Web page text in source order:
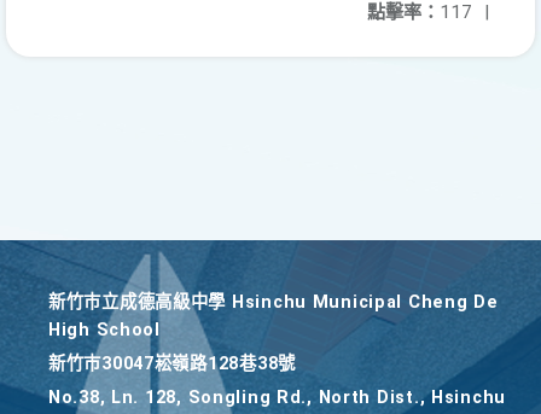
點擊率： 117 |
新竹巿立成德高級中學 Hsinchu Municipal Cheng De
High School
新竹巿30047崧嶺路128巷38號
No.38, Ln. 128, Songling Rd., North Dist., Hsinchu